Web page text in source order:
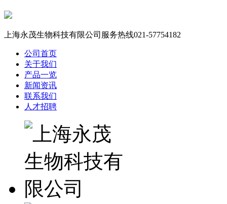
上海永茂生物科技有限公司服务热线021-57754182
公司首页
关于我们
产品一览
新闻资讯
联系我们
人才招聘